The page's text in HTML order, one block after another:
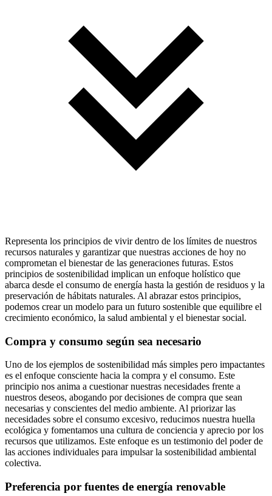
Representa los principios de vivir dentro de los límites de nuestros
recursos naturales y garantizar que nuestras acciones de hoy no
comprometan el bienestar de las generaciones futuras. Estos
principios de sostenibilidad implican un enfoque holístico que
abarca desde el consumo de energía hasta la gestión de residuos y la
preservación de hábitats naturales. Al abrazar estos principios,
podemos crear un modelo para un futuro sostenible que equilibre el
crecimiento económico, la salud ambiental y el bienestar social.
Compra y consumo según sea necesario
Uno de los ejemplos de sostenibilidad más simples pero impactantes
es el enfoque consciente hacia la compra y el consumo. Este
principio nos anima a cuestionar nuestras necesidades frente a
nuestros deseos, abogando por decisiones de compra que sean
necesarias y conscientes del medio ambiente. Al priorizar las
necesidades sobre el consumo excesivo, reducimos nuestra huella
ecológica y fomentamos una cultura de conciencia y aprecio por los
recursos que utilizamos. Este enfoque es un testimonio del poder de
las acciones individuales para impulsar la sostenibilidad ambiental
colectiva.
Preferencia por fuentes de energía renovable